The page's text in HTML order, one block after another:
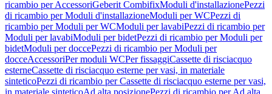
ricambio per AccessoriGeberit CombifixModuli d'installazionePezzi
di ricambio per Moduli d'installazioneModuli per WCPezzi di
ricambio per Moduli per WCModuli per lavabiPezzi di ricambio per
Moduli per lavabiModuli per bidetPezzi di ricambio per Moduli per
bidetModuli per doccePezzi di ricambio per Moduli per
docceAccessoriPer moduli WCPer fissaggiCassette di risciacquo
esterneCassette di risciacquo esterne per vasi, in materiale
sinteticoPezzi di ricambio per Cassette di risciacquo esterne per vasi,
in materiale sinteticoAd alta posizionePezzi di ricambio per Ad alta